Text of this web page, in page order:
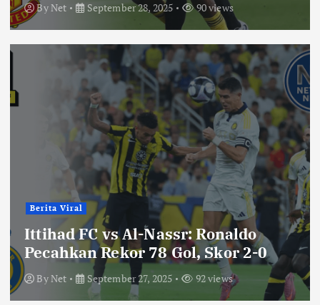
ByNet September 28, 2025 90 views
Berita Viral
Ittihad FC vs Al-Nassr: Ronaldo
Pecahkan Rekor 78 Gol, Skor 2-0
ByNet September 27, 2025 92 views